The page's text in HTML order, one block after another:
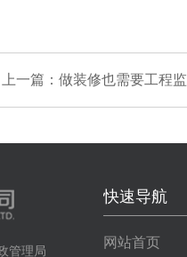
上一篇：做装修也需要工程
管理局
快速导航
网站首页